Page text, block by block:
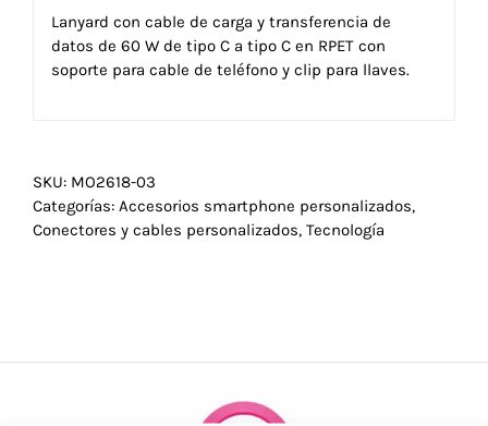
Lanyard con cable de carga y transferencia de
datos de 60 W de tipo C a tipo C en RPET con
soporte para cable de teléfono y clip para llaves.
SKU: MO2618-03
Categorías: Accesorios smartphone personalizados,
Conectores y cables personalizados, Tecnología